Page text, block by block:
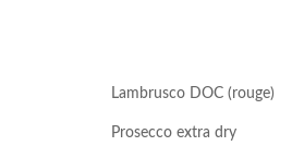
Lambrusco DOC (rouge)
Prosecco extra dry